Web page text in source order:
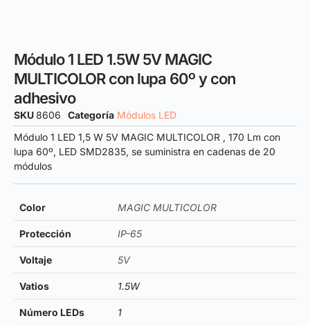
Módulo 1 LED 1.5W 5V MAGIC
MULTICOLOR con lupa 60º y con
adhesivo
SKU8606 Categoría Módulos LED
Módulo 1 LED 1,5 W 5V MAGIC MULTICOLOR , 170 Lm con
lupa 60º, LED SMD2835, se suministra en cadenas de 20
módulos
Color MAGIC MULTICOLOR
Protección IP-65
Voltaje 5V
Vatios 1.5W
Número LEDs 1